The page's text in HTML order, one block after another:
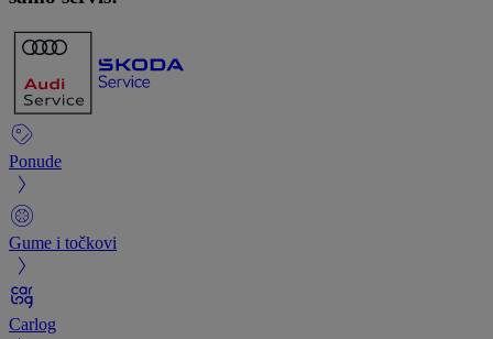
Ponude
Gume i točkovi
Carlog